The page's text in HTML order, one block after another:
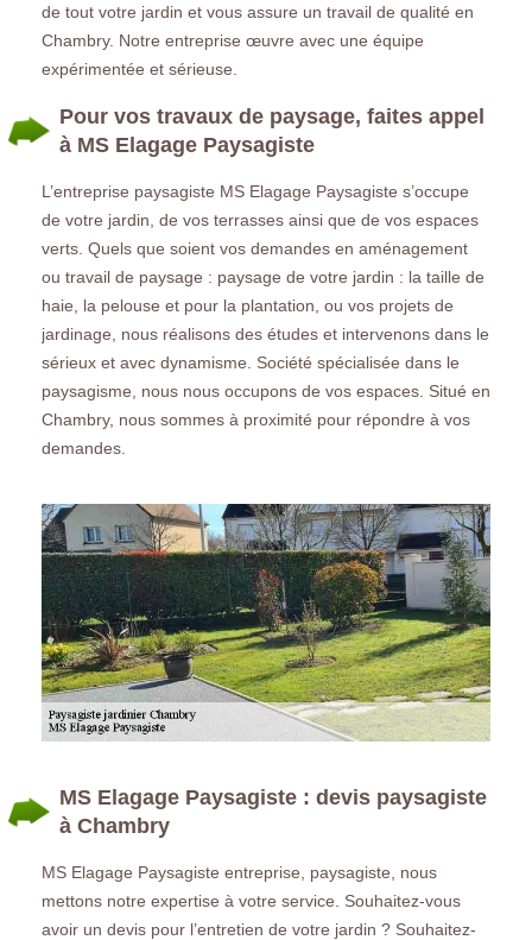
de tout votre jardin et vous assure un travail de qualité en
Chambry. Notre entreprise œuvre avec une équipe
expérimentée et sérieuse.
Pour vos travaux de paysage, faites appel
à MS Elagage Paysagiste
L’entreprise paysagiste MS Elagage Paysagiste s’occupe
de votre jardin, de vos terrasses ainsi que de vos espaces
verts. Quels que soient vos demandes en aménagement
ou travail de paysage : paysage de votre jardin : la taille de
haie, la pelouse et pour la plantation, ou vos projets de
jardinage, nous réalisons des études et intervenons dans le
sérieux et avec dynamisme. Société spécialisée dans le
paysagisme, nous nous occupons de vos espaces. Situé en
Chambry, nous sommes à proximité pour répondre à vos
demandes.
MS Elagage Paysagiste : devis paysagiste
à Chambry
MS Elagage Paysagiste entreprise, paysagiste, nous
mettons notre expertise à votre service. Souhaitez-vous
avoir un devis pour l’entretien de votre jardin ? Souhaitez-